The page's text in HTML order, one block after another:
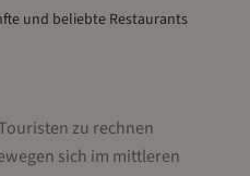
und beliebte Restaurants
zu rechnen
sich im mittleren